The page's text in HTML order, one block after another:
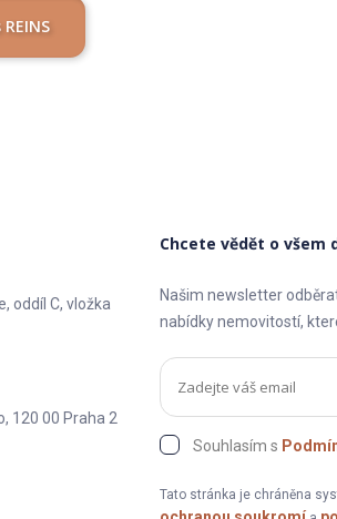
oddíl C, vložka
120 00 Praha 2
Chcete vědět o všem
Našim newsletter
nabídky nemovitostí,
Souhlasím s
Tato stránka je chráněna